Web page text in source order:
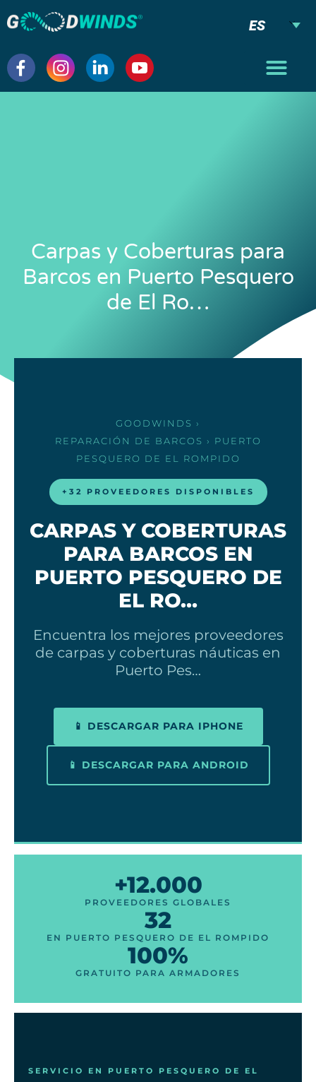
ES
Carpas y Coberturas para
Barcos en Puerto Pesquero
de El Ro…
GOODWINDS ›
REPARACIÓN DE BARCOS › PUERTO
PESQUERO DE EL ROMPIDO
+32 PROVEEDORES DISPONIBLES
CARPAS Y COBERTURAS
PARA BARCOS EN
PUERTO PESQUERO DE
EL RO…
Encuentra los mejores proveedores
de carpas y coberturas náuticas en
Puerto Pes…
📱 DESCARGAR PARA IPHONE
📱 DESCARGAR PARA ANDROID
+12.000
PROVEEDORES GLOBALES
32
EN PUERTO PESQUERO DE EL ROMPIDO
100%
GRATUITO PARA ARMADORES
SERVICIO EN PUERTO PESQUERO DE EL